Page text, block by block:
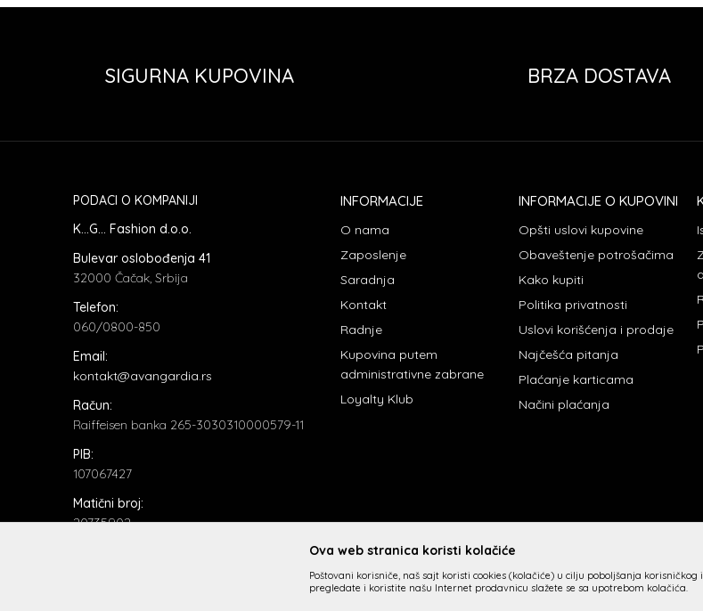
SIGURNA KUPOVINA BRZA DOSTAVA
PODACI O KOMPANIJI
K...G... Fashion d.o.o.
Bulevar oslobođenja 41
32000 Čačak, Srbija
Telefon:
060/0800-850
Email:
kontakt@avangardia.rs
Račun:
Raiffeisen banka 265-3030310000579-11
PIB:
107067427
Matični broj:
20735902
INFORMACIJE
O nama
Zaposlenje
Saradnja
Kontakt
Radnje
Kupovina putem
administrativne zabrane
Loyalty Klub
INFORMACIJE O KUPOVINI
Opšti uslovi kupovine
Obaveštenje potrošačima
Kako kupiti
Politika privatnosti
Uslovi korišćenja i prodaje
Najčešća pitanja
Plaćanje karticama
Načini plaćanja
Ova web stranica koristi kolačiće
Poštovani korisniče, naš sajt koristi cookies (kolačiće) u cilju poboljšanja korisničkog
pregledate i koristite našu Internet prodavnicu slažete se sa upotrebom kolačića.